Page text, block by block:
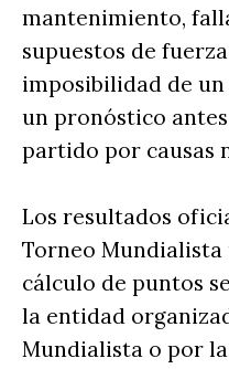
mantenimiento,
supuestos de
imposibilidad de
un pronóstico
partido por causas
Los resultados
Torneo
cálculo de puntos
la entidad
Mundialista o por